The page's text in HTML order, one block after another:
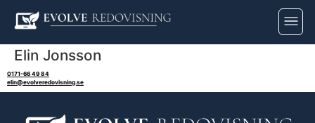
Elin Jonsson
0171-66 49 84
elin@evolveredovisning.se